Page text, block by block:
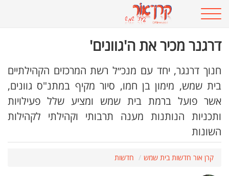
דרגנר מכיר את ה'גוונים'
חנוך דרנגר, יחד עם מנכ״ל רשת המרכזים הקהילתיים
בית שמש, מימון בן חמו, סיור מקיף במתנ"ס גוונים,
אשר פועל ברמת בית שמש ומציע שלל פעילויות
ותכניות הנותנות מענה תרבותי וקהילתי לקהילות
השונות
קרן אור חדשות בית שמש חדשות